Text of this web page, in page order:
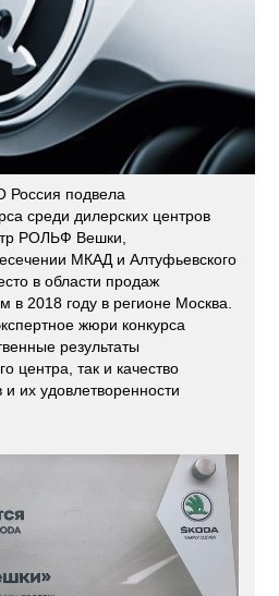
Россия подвела
среди дилерских центров
РОЛЬФ Вешки,
МКАД и Алтуфьевского
в области продаж
в 2018 году в регионе Москва.
жюри конкурса
результаты
центра, так и качество
их удовлетворенности